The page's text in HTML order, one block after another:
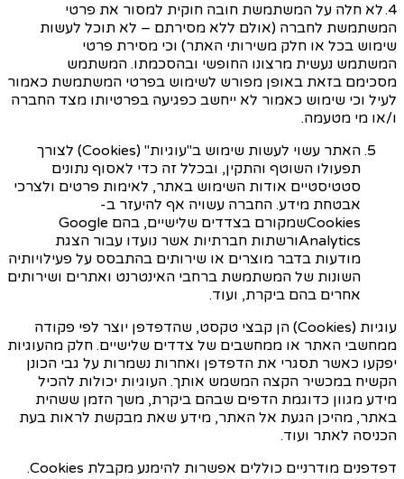
4. לא חלה על המשתמשת חובה חוקית למסור את פרטי
המשתמשת לחברה (אולם ללא מסירתם – לא תוכל לעשות
שימוש בכל או חלק משירותי האתר) וכי מסירת פרטי
המשתמש נעשית מרצונו החופשי ובהסכמתו. המשתמש
מסכימם בזאת באופן מפורש לשימוש בפרטי המשתמשת כאמור
לעיל וכי שימוש כאמור לא ייחשב כפגיעה בפרטיותו מצד החברה
ו/או מי מטעמה.
האתר עשוי לעשות שימוש ב"עוגיות" (Cookies) לצורך
תפעולו השוטף והתקין, ובכלל זה כדי לאסוף נתונים
סטטיסטיים אודות השימוש באתר, לאימות פרטים ולצרכי
אבטחת מידע. החברה עשויה אף להיעזר ב-
Cookiesשמקורם בצדדים שלישיים, בהם Google
Analyticsורשתות חברתיות אשר נועדו עבור הצגת
מודעות בדבר מוצרים או שירותים בהתבסס על פעילויותיה
השונות של המשתמשת ברחבי האינטרנט ואתרים ושירותים
אחרים בהם ביקרת, ועוד.
עוגיות (Cookies) הן קבצי טקסט, שהדפדפן יוצר לפי פקודה
ממחשבי האתר או ממחשבים של צדדים שלישיים. חלק מהעוגיות
יפקעו כאשר תסגרי את הדפדפן ואחרות נשמרות על גבי הכונן
הקשיח במכשיר הקצה המשמש אותך. העוגיות יכולות להכיל
מידע מגוון כדוגמת הדפים שבהם ביקרת, משך הזמן ששהית
באתר, מהיכן הגעת אל האתר, מידע שאת מבקשת לראות בעת
הכניסה לאתר ועוד.
דפדפנים מודרניים כוללים אפשרות להימנע מקבלת Cookies
.